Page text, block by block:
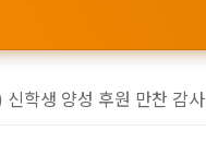
학생 양성 후원 만찬 감사